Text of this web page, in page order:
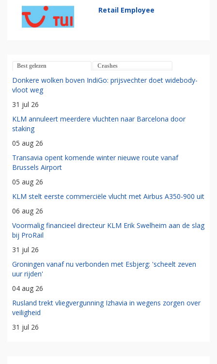
Retail Employee
Best gelezen Crashes
Donkere wolken boven IndiGo: prijsvechter doet widebody-
vloot weg
31 jul 26
KLM annuleert meerdere vluchten naar Barcelona door
staking
05 aug 26
Transavia opent komende winter nieuwe route vanaf
Brussels Airport
05 aug 26
KLM stelt eerste commerciële vlucht met Airbus A350-900 uit
06 aug 26
Voormalig financieel directeur KLM Erik Swelheim aan de slag
bij ProRail
31 jul 26
Groningen vanaf nu verbonden met Esbjerg: 'scheelt zeven
uur rijden'
04 aug 26
Rusland trekt vliegvergunning Izhavia in wegens zorgen over
veiligheid
31 jul 26